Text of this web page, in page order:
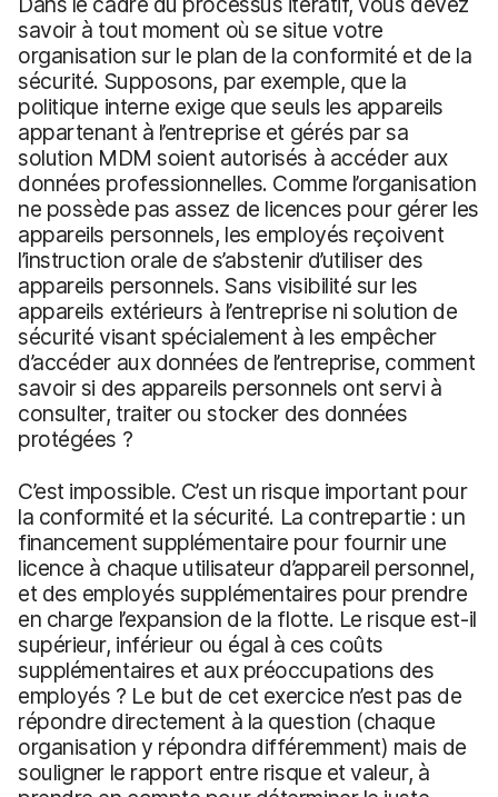
savoir à tout moment où se situe votre
organisation sur le plan de la conformité et de la
sécurité. Supposons, par exemple, que la
politique interne exige que seuls les appareils
appartenant à l’entreprise et gérés par sa
solution MDM soient autorisés à accéder aux
données professionnelles. Comme l’organisation
ne possède pas assez de licences pour gérer les
appareils personnels, les employés reçoivent
l’instruction orale de s’abstenir d’utiliser des
appareils personnels. Sans visibilité sur les
appareils extérieurs à l’entreprise ni solution de
sécurité visant spécialement à les empêcher
d’accéder aux données de l’entreprise, comment
savoir si des appareils personnels ont servi à
consulter, traiter ou stocker des données
protégées ?
C’est impossible. C’est un risque important pour
la conformité et la sécurité. La contrepartie : un
financement supplémentaire pour fournir une
licence à chaque utilisateur d’appareil personnel,
et des employés supplémentaires pour prendre
en charge l’expansion de la flotte. Le risque est-il
supérieur, inférieur ou égal à ces coûts
supplémentaires et aux préoccupations des
employés ? Le but de cet exercice n’est pas de
répondre directement à la question (chaque
organisation y répondra différemment) mais de
souligner le rapport entre risque et valeur, à